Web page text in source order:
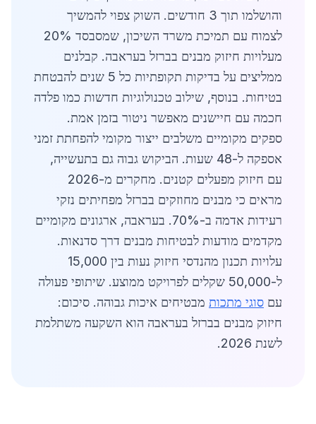
והושלמו תוך 3 חודשים. השוק צפוי להמשיך
לצמוח עם תמיכת משרד השיכון, שמסבסד 20%
מעלויות חיזוק מבנים בברזל בעראבה. קבלנים
ממליצים על בדיקות תקופתיות כל 5 שנים להבטחת
בטיחות. בנוסף, שילוב טכנולוגיות חדשות כמו פלדה
חכמה עם חיישנים מאפשר ניטור בזמן אמת.
ספקים מקומיים משלבים ייצור מקומי להפחתת זמני
אספקה ל-48 שעות. הביקוש גבוה גם בתעשייה,
עם חיזוק מפעלים קטנים. מחקרים מ-2026
מראים כי מבנים מחוזקים בברזל מפחיתים נזקי
רעידות אדמה ב-70%. בעראבה, ארגונים מקומיים
מקדמים מודעות לבטיחות מבנים דרך סדנאות.
עלויות תכנון מהנדסי חיזוק נעות בין 15,000
ל-50,000 שקלים לפרויקט ממוצע. שיתופי פעולה
עם סוגי מתכות מבטיחים איכות גבוהה. סיכום:
חיזוק מבנים בברזל בעראבה הוא השקעה משתלמת
לשנת 2026.